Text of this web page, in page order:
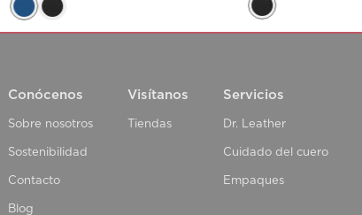
Conócenos
Sobre nosotros
Sostenibilidad
Contacto
Blog
Visítanos
Tiendas
Servicios
Dr. Leather
Cuidado del cuero
Empaques